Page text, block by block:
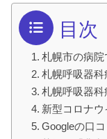
目次
札幌市の病
札幌呼吸器
札幌呼吸器
新型コロナ
Googleの口